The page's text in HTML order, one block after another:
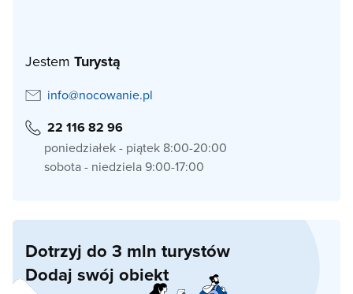
Jestem Turystą
info@nocowanie.pl
22 116 82 96
poniedziałek - piątek 8:00-20:00
sobota - niedziela 9:00-17:00
Dotrzyj do 3 mln turystów
Dodaj swój obiekt